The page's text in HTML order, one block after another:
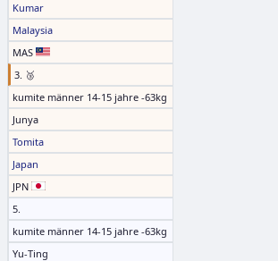
Kumar
Malaysia
MAS
3. 🥉
kumite männer 14-15 jahre -63kg
Junya
Tomita
Japan
JPN
5.
kumite männer 14-15 jahre -63kg
Yu-Ting